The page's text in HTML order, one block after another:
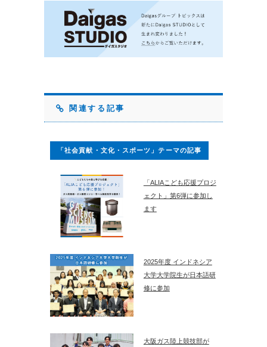
関連する記事
「社会貢献・文化・スポーツ」テーマの記事
「ALIAこども応援プロジ
ェクト」第6弾に参加し
ます
2025年度 インドネシア
大学大学院生が日本語研
修に参加
大阪ガス陸上競技部が